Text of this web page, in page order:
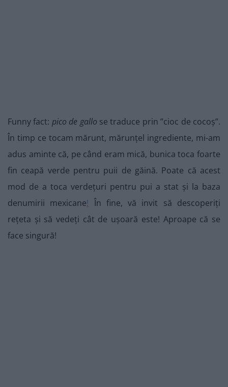
Funny fact: pico de gallo se traduce prin ”cioc de cocoș”.
În timp ce tocam mărunt, mărunțel ingrediente, mi-am
adus aminte că, pe când eram mică, bunica toca foarte
fin ceapă verde pentru puii de găină. Poate că acest
mod de a toca verdețuri pentru pui a stat și la baza
denumirii mexicane! În fine, vă invit să descoperiți
rețeta și să vedeți cât de ușoară este! Aproape că se
face singură!